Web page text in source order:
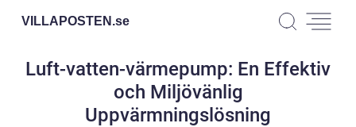
VILLAPOSTEN.se
Luft-vatten-värmepump: En Effektiv
och Miljövänlig
Uppvärmningslösning